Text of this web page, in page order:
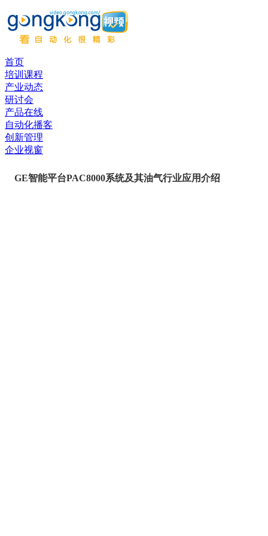
首页
培训课程
产业动态
研讨会
产品在线
自动化播客
创新管理
企业视窗
GE智能平台PAC8000系统及其油气行业应用介绍